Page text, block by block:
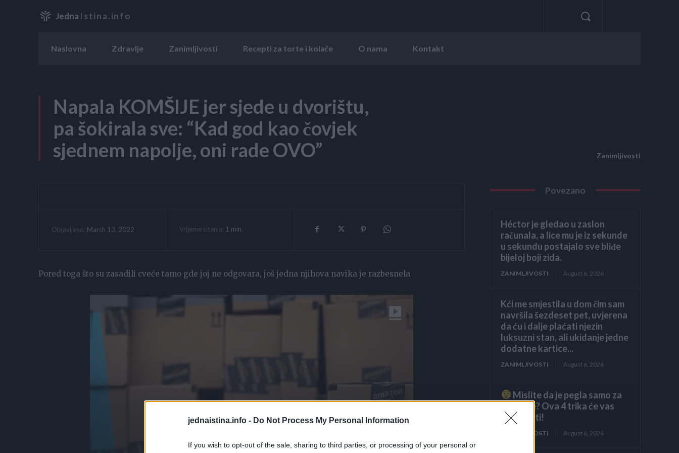
jednaistina.info - Do Not Process My Personal Information
If you wish to opt-out of the sale, sharing to third parties, or processing of your personal or
Jedna Istina.info
Naslovna Zdravlje Zanimljivosti Recepti za torte i kolače O nama Kontakt
Napala KOMŠIJE jer sjede u dvorištu,
pa šokirala sve: “Kad god kao čovjek
sjednem napolje, oni rade OVO”
Zanimljivosti
Objavljeno: March 13, 2022 Vrijeme citanja: 1 min.
Pored toga što su zasadili cveće tamo gde joj ne odgovara, još jedna njihova navika je razbesnela
Povezano
Héctor je gledao u zaslon
računala, a lice mu je iz sekunde
u sekundu postajalo sve bliđe
bijeloj boji zida.
ZANIMLJIVOSTI August 6, 2026
Kći me smjestila u dom čim sam
navršila šezdeset pet, uvjerena
da ću i dalje plaćati njezin
luksuzni stan, ali ukidanje jedne
dodatne kartice...
ZANIMLJIVOSTI August 6, 2026
Mislite da je pegla samo za
peglanje? Ova 4 trika će vas
iznenaditi!
ZANIMLJIVOSTI August 6, 2026